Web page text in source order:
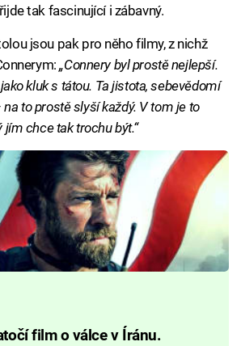
tak fascinující i zábavný.
jsou pak pro něho filmy, z nichž
„Connery byl prostě nejlepší.
kluk s tátou. Ta jistota, sebevědomí
to prostě slyší každý. V tom je to
jím chce tak trochu být.“
film o válce v Íránu.